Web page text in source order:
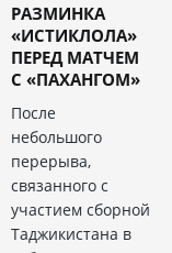
РАЗМИНКА
«ИСТИКЛОЛА»
ПЕРЕД МАТЧЕМ
С «ПАХАНГОМ»
После
небольшого
перерыва,
связанного с
участием сборной
Таджикистана в